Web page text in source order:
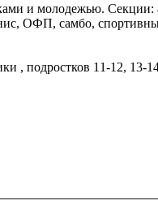
и молодежью.
ОФП, самбо,
, подростков 11-12, 13-